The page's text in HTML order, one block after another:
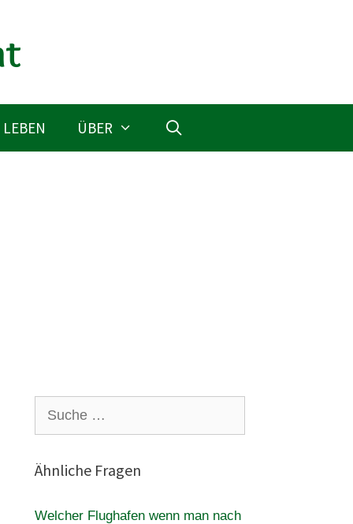
ÜBER
nach:
Ähnliche Fragen
Welcher Flughafen wenn man nach